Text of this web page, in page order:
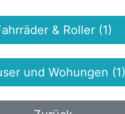
& Roller (1)
und Wohungen (1)